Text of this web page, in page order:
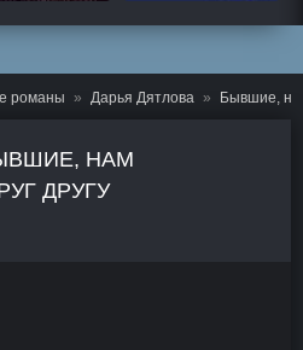
романы Дарья Дятлова Бывшие,
НАМ
ДРУГУ